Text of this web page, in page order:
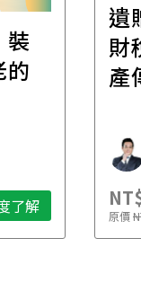
裝
的
了解
遺
財
產
原價